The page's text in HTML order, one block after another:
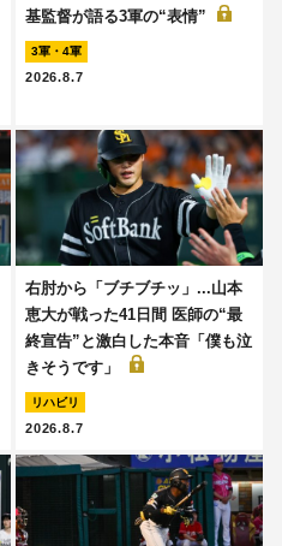
基監督が語る3軍の“表情”
3軍・4軍
2026.8.7
右肘から「ブチブチッ」...山本
恵大が戦った41日間 医師の“最
終宣告”と激白した本音「僕も泣
きそうです」
リハビリ
2026.8.7